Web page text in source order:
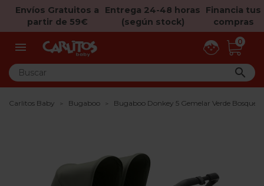
Envíos Gratuitos a
partir de 59€
Entrega 24-48 horas
(según stock)
Financia tus
compras
 0

Carlitos Baby Bugaboo Bugaboo Donkey 5 Gemelar Verde Bosque